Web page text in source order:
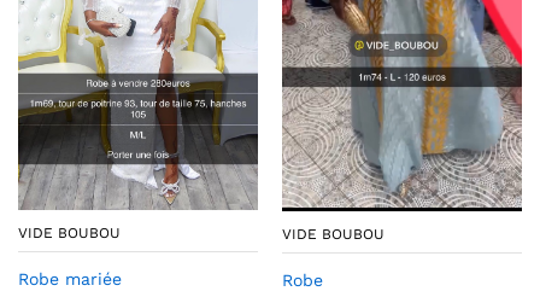
VIDE BOUBOU
Robe mariée
VIDE BOUBOU
Robe